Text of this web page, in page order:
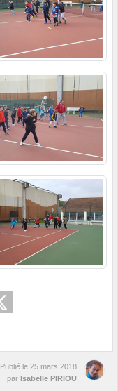
Publié le 25 mars 2018
par Isabelle PIRIOU